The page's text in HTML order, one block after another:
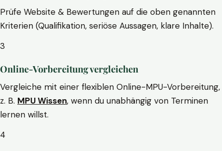
Prüfe Website & Bewertungen auf die oben genannten
Kriterien (Qualifikation, seriöse Aussagen, klare Inhalte).
3
Online-Vorbereitung vergleichen
Vergleiche mit einer flexiblen Online-MPU-Vorbereitung,
z. B. MPU Wissen, wenn du unabhängig von Terminen
lernen willst.
4